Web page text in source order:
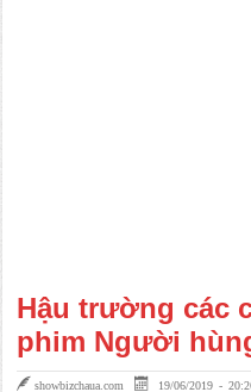
Hậu trường các
phim Người
showbizchaua.com 19/06/2019 -